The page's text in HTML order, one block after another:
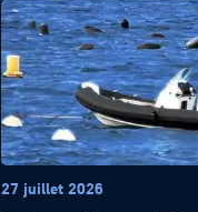
27 juillet 2026